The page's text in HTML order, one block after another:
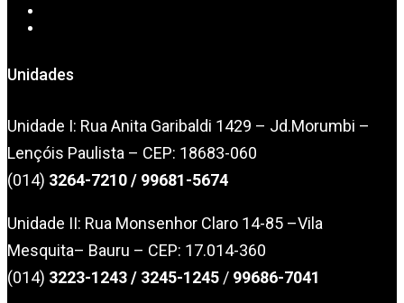
Unidades
Unidade I: Rua Anita Garibaldi 1429 – Jd.Morumbi –
Lençóis Paulista – CEP: 18683-060
(014) 3264-7210/ 99681-5674
Unidade II: Rua Monsenhor Claro 14-85 –Vila
Mesquita– Bauru – CEP: 17.014-360
(014) 3223-1243/ 3245-1245 / 99686-7041